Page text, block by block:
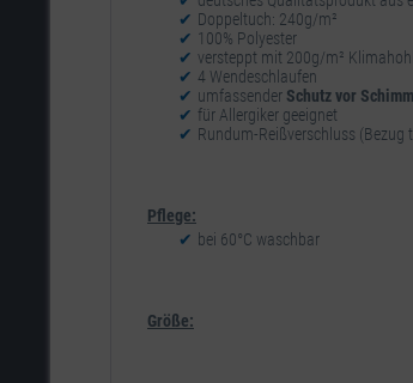
Doppeltuch: 240g/m²
100% Polyester
versteppt mit 200g/m²
4 Wendeschlaufen
umfassender Schutz vor
für Allergiker geeignet
Rundum-Reißverschluss
Pflege:
bei 60°C waschbar
Größe: